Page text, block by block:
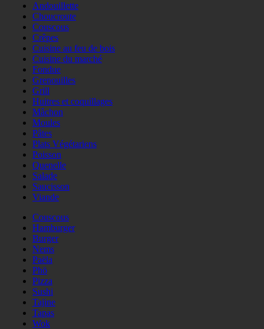
Andouillette
Choucroute
Couscous
Crêpes
Cuisine au feu de bois
Cuisine du marché
Fondue
Grenouilles
Grill
Huitres et coquillages
Mâchon
Moules
Pâtes
Plats Végétariens
Poisson
Quenelle
Salade
Saucisson
Viande
Couscous
Hamburger
Burger
Nems
Paëla
Phö
Pizza
Sushi
Tajine
Tapas
Wok